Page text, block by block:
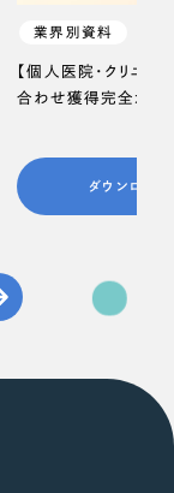
業界別資料
【個人医院・クリニッ
合わせ獲得完全ガイ
ダウンロード